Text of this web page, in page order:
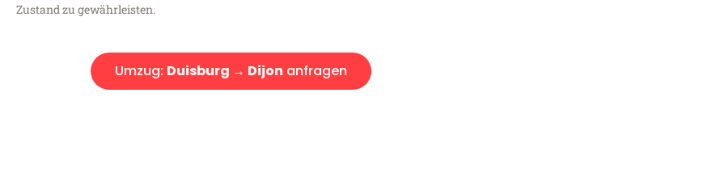
Zustand zu gewährleisten.
Umzug: Duisburg → Dijon anfragen